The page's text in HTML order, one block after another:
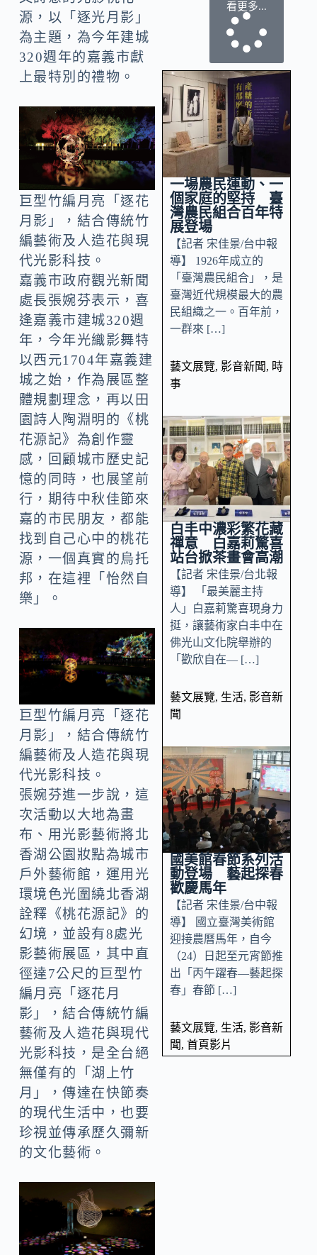
源，以「逐光月影」
為主題，為今年建城
320週年的嘉義市獻
上最特別的禮物。
巨型竹編月亮「逐花
月影」，結合傳統竹
編藝術及人造花與現
代光影科技。
嘉義市政府觀光新聞
處長張婉芬表示，喜
逢嘉義市建城320週
年，今年光織影舞特
以西元1704年嘉義建
城之始，作為展區整
體規劃理念，再以田
園詩人陶淵明的《桃
花源記》為創作靈
感，回顧城市歷史記
憶的同時，也展望前
行，期待中秋佳節來
嘉的市民朋友，都能
找到自己心中的桃花
源，一個真實的烏托
邦，在這裡「怡然自
樂」。
巨型竹編月亮「逐花
月影」，結合傳統竹
編藝術及人造花與現
代光影科技。
張婉芬進一步說，這
次活動以大地為畫
布、用光影藝術將北
香湖公園妝點為城市
戶外藝術館，運用光
環境色光圍繞北香湖
詮釋《桃花源記》的
幻境，並設有8處光
影藝術展區，其中直
徑達7公尺的巨型竹
編月亮「逐花月
影」，結合傳統竹編
藝術及人造花與現代
光影科技，是全台絕
無僅有的「湖上竹
月」，傳達在快節奏
的現代生活中，也要
珍視並傳承歷久彌新
的文化藝術。
看更多...
一場農民運動、一
個家庭的堅持 臺
灣農民組合百年特
展登場
【記者 宋佳景/台中報
導】 1926年成立的
「臺灣農民組合」，是
臺灣近代規模最大的農
民組織之一。百年前，
一群來 […]
藝文展覽, 影音新聞, 時
事
白丰中濃彩繁花藏
禪意 白嘉莉驚喜
站台掀茶畫會高潮
【記者 宋佳景/台北報
導】 「最美麗主持
人」白嘉莉驚喜現身力
挺，讓藝術家白丰中在
佛光山文化院舉辦的
「歡欣自在— […]
藝文展覽, 生活, 影音新
聞
國美館春節系列活
動登場 藝起探春
歡慶馬年
【記者 宋佳景/台中報
導】 國立臺灣美術館
迎接農曆馬年，自今
（24）日起至元宵節推
出「丙午躍春—藝起探
春」春節 […]
藝文展覽, 生活, 影音新
聞, 首頁影片